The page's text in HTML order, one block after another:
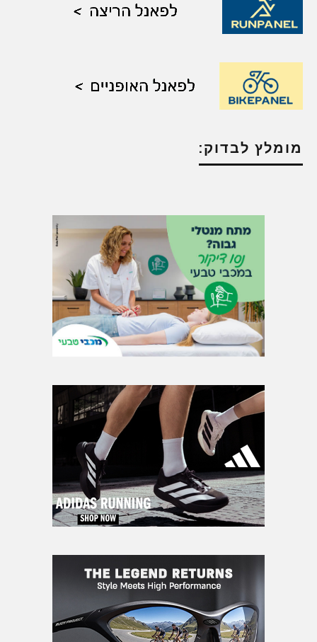
מומלץ לבדוק: